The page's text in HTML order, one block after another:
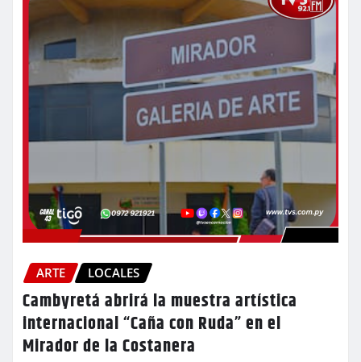
ARTE LOCALES
Cambyretá abrirá la muestra artística
internacional “Caña con Ruda” en el
Mirador de la Costanera